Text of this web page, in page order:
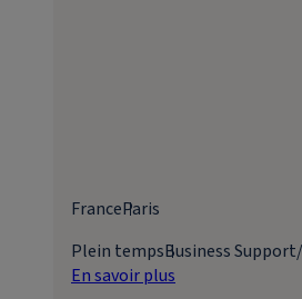
FranceParis
Plein tempsBusiness
En savoir plus